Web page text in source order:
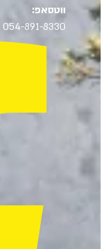
ווטסאפ:
054-891-8330